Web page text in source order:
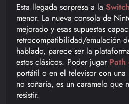
Esta llegada sorpresa a la
menor. La nueva consola de
mejorado y esas supuestas
retrocompatibilidad/emulación
hablado, parece ser la
estos clásicos. Poder jugar Path
portátil o en el televisor con
no soñaría, es un caramelo que
resistir.